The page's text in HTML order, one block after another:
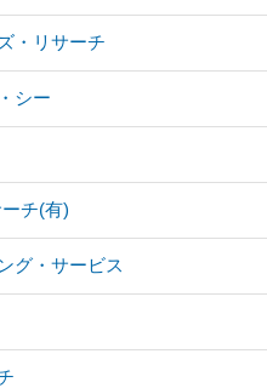
・リサーチ
シー
チ(有)
グ・サービス